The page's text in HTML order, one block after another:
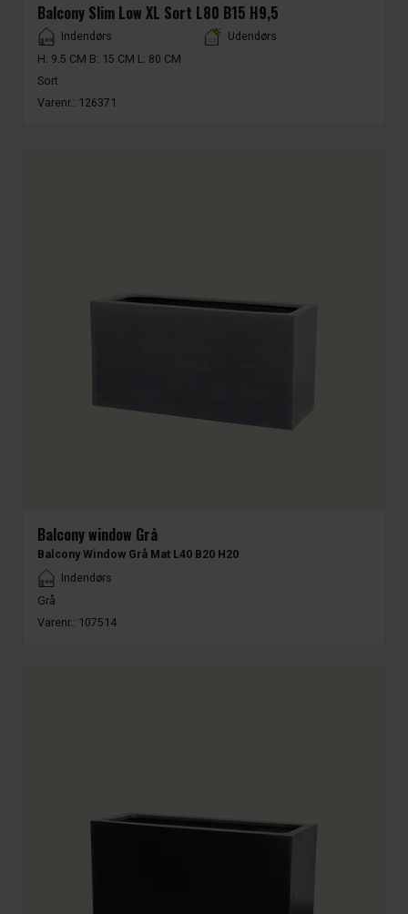
Balcony Slim Low XL Sort L80 B15 H9,5
Placement
Indendørs
Udendørs
H: 9.5 CM B: 15 CM L: 80 CM
Sort
Varenr.: 126371
Balcony window Grå
Balcony Window Grå Mat L40 B20 H20
Placement
Indendørs
Grå
Varenr.: 107514